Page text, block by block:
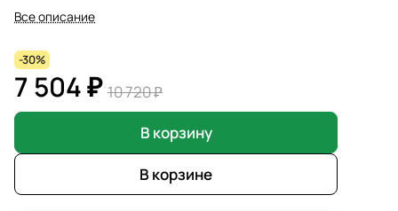
Все описание
-30%
7 504 ₽ 10 720 ₽
В корзину
В корзине